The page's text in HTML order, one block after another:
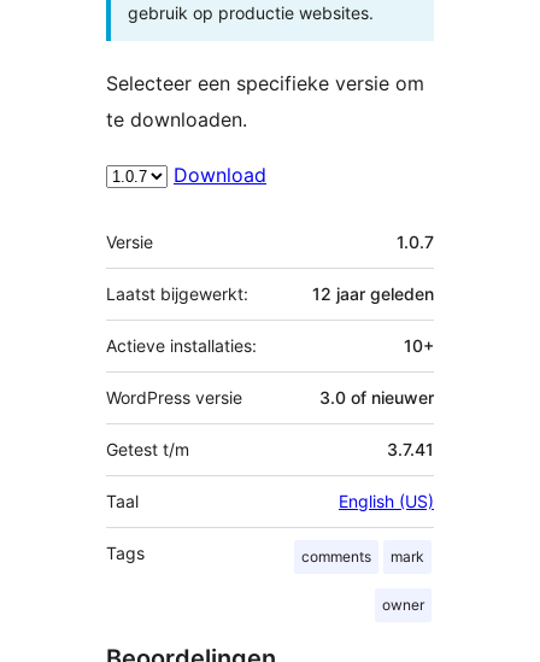
gebruik op productie websites.
Selecteer een specifieke versie om
te downloaden.
Download
Meta
Versie 1.0.7
Laatst bijgewerkt: 12 jaar geleden
Actieve installaties: 10+
WordPress versie 3.0 of nieuwer
Getest t/m 3.7.41
Taal English (US)
Tags comments mark
owner